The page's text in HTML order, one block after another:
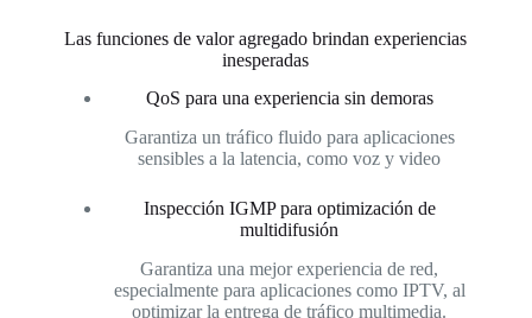
Las funciones de valor agregado brindan experiencias
inesperadas
QoS para una experiencia sin demoras
Garantiza un tráfico fluido para aplicaciones
sensibles a la latencia, como voz y video
Inspección IGMP para optimización de
multidifusión
Garantiza una mejor experiencia de red,
especialmente para aplicaciones como IPTV, al
optimizar la entrega de tráfico multimedia.